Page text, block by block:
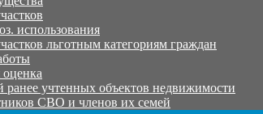
использования
льготным категориям граждан
оценка
ранее учтенных объектов недвижимости
СВО и членов их семей